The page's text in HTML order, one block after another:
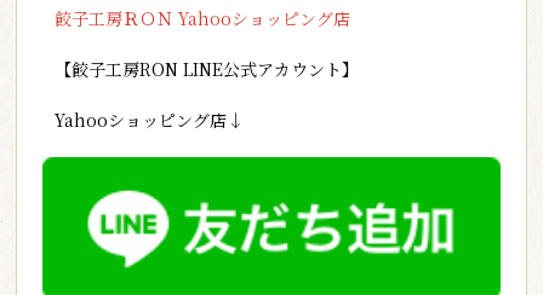
餃子工房ＲＯＮ Yahooショッピング店
【餃子工房RON LINE公式アカウント】
Yahooショッピング店↓